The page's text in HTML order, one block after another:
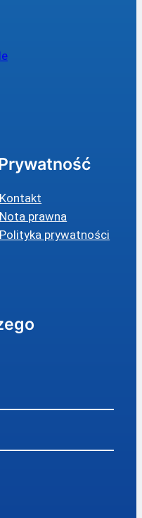
Kontakt
Nota prawna
Polityka prywatności